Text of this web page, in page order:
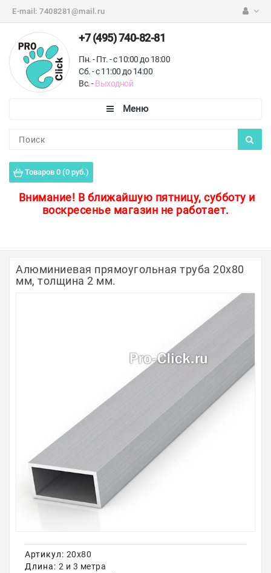
E-mail: 7408281@mail.ru
+7 (495) 740-82-81
Пн. - Пт. - с 10:00 до 18:00
Сб. - с 11:00 до 14:00
Вс. -Выходной
Товаров 0 (0 руб.)
Внимание! В ближайшую пятницу, субботу и
воскресенье магазин не работает.
Пороги для пола
Защитные уголки
Полосы из металла
Крепёж и крепления
Садовая мебель
Оплата
Доставка
Акции
Алюминиевая прямоугольная труба 20х80
мм, толщина 2 мм.
Артикул: 20х80
Длина: 2 и 3 метра